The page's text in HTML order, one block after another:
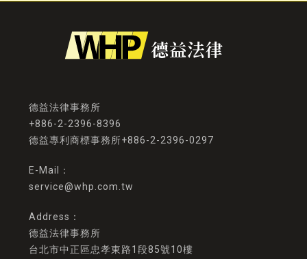
+886-2-2396-8396
德益專利商標事務所+886-2-2396-0297
service@whp.com.tw
德益法律事務所
台北市中正區忠孝東路1段85號10樓